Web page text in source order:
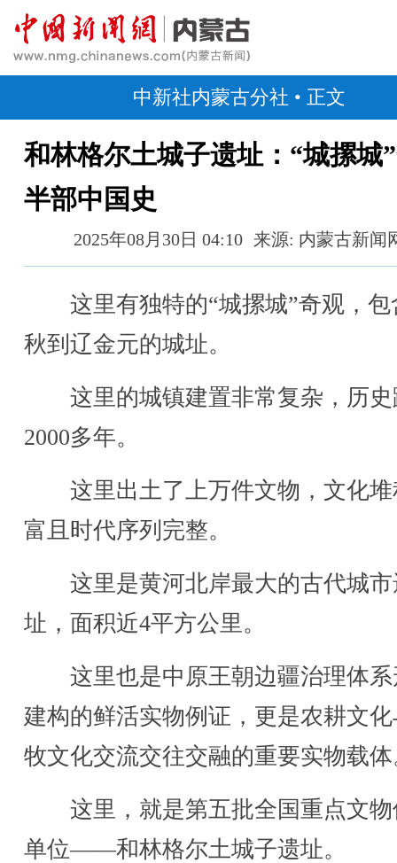
中新社内蒙古分社 • 正文
和林格尔土城子遗址：“城摞城
半部中国史
2025年08月30日 04:10 来源: 内蒙古新闻
这里有独特的“城摞城”奇观，包
秋到辽金元的城址。
这里的城镇建置非常复杂，历史
2000多年。
这里出土了上万件文物，文化堆
富且时代序列完整。
这里是黄河北岸最大的古代城市
址，面积近4平方公里。
这里也是中原王朝边疆治理体系
建构的鲜活实物例证，更是农耕文
牧文化交流交往交融的重要实物载
这里，就是第五批全国重点文物
单位——和林格尔土城子遗址。